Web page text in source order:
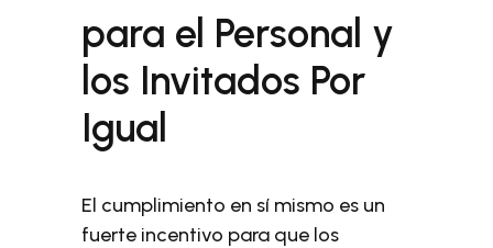
para el Personal y
los Invitados Por
Igual
El cumplimiento en sí mismo es un
fuerte incentivo para que los